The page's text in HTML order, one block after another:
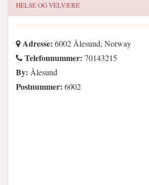
HELSE OG VELVÆRE
Adresse: 6002 Ålesund, Norway
Telefonnummer: 70143215
By: Ålesund
Postnummer: 6002